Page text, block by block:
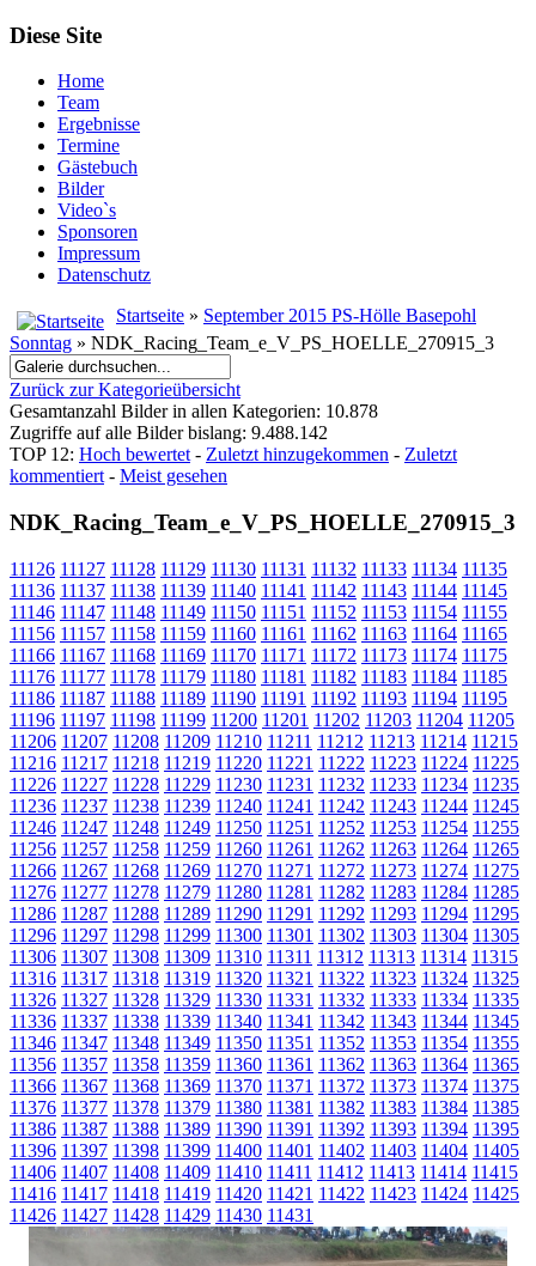
Diese Site
Home
Team
Ergebnisse
Termine
Gästebuch
Bilder
Video`s
Sponsoren
Impressum
Datenschutz
Startseite » September 2015 PS-Hölle Basepohl
Sonntag » NDK_Racing_Team_e_V_PS_HOELLE_270915_3
Zurück zur Kategorieübersicht
Gesamtanzahl Bilder in allen Kategorien: 10.878
Zugriffe auf alle Bilder bislang: 9.488.142
TOP 12: Hoch bewertet- Zuletzt hinzugekommen - Zuletzt
kommentiert- Meist gesehen
NDK_Racing_Team_e_V_PS_HOELLE_270915_3
11126 11127 11128 11129 11130 11131 11132 11133 11134 11135
11136 11137 11138 11139 11140 11141 11142 11143 11144 11145
11146 11147 11148 11149 11150 11151 11152 11153 11154 11155
11156 11157 11158 11159 11160 11161 11162 11163 11164 11165
11166 11167 11168 11169 11170 11171 11172 11173 11174 11175
11176 11177 11178 11179 11180 11181 11182 11183 11184 11185
11186 11187 11188 11189 11190 11191 11192 11193 11194 11195
11196 11197 11198 11199 11200 11201 11202 11203 11204 11205
11206 11207 11208 11209 11210 11211 11212 11213 11214 11215
11216 11217 11218 11219 11220 11221 11222 11223 11224 11225
11226 11227 11228 11229 11230 11231 11232 11233 11234 11235
11236 11237 11238 11239 11240 11241 11242 11243 11244 11245
11246 11247 11248 11249 11250 11251 11252 11253 11254 11255
11256 11257 11258 11259 11260 11261 11262 11263 11264 11265
11266 11267 11268 11269 11270 11271 11272 11273 11274 11275
11276 11277 11278 11279 11280 11281 11282 11283 11284 11285
11286 11287 11288 11289 11290 11291 11292 11293 11294 11295
11296 11297 11298 11299 11300 11301 11302 11303 11304 11305
11306 11307 11308 11309 11310 11311 11312 11313 11314 11315
11316 11317 11318 11319 11320 11321 11322 11323 11324 11325
11326 11327 11328 11329 11330 11331 11332 11333 11334 11335
11336 11337 11338 11339 11340 11341 11342 11343 11344 11345
11346 11347 11348 11349 11350 11351 11352 11353 11354 11355
11356 11357 11358 11359 11360 11361 11362 11363 11364 11365
11366 11367 11368 11369 11370 11371 11372 11373 11374 11375
11376 11377 11378 11379 11380 11381 11382 11383 11384 11385
11386 11387 11388 11389 11390 11391 11392 11393 11394 11395
11396 11397 11398 11399 11400 11401 11402 11403 11404 11405
11406 11407 11408 11409 11410 11411 11412 11413 11414 11415
11416 11417 11418 11419 11420 11421 11422 11423 11424 11425
11426 11427 11428 11429 11430 11431